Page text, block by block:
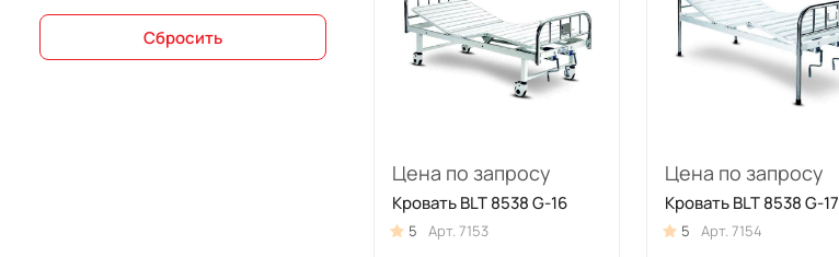
Цена по запросу
Кровать BLT 8538 G-16
5 Арт. 7153
Цена по запросу
Кровать BLT 8538 G-17
5 Арт. 7154
Сбросить